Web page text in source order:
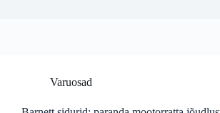
Varuosad